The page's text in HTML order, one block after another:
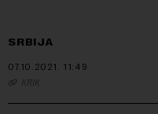
SRBIJA
07.10.2021. 11:49
KRIK